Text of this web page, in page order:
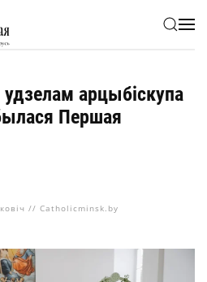
арцыбіскупа
Першая
// Catholicminsk.by